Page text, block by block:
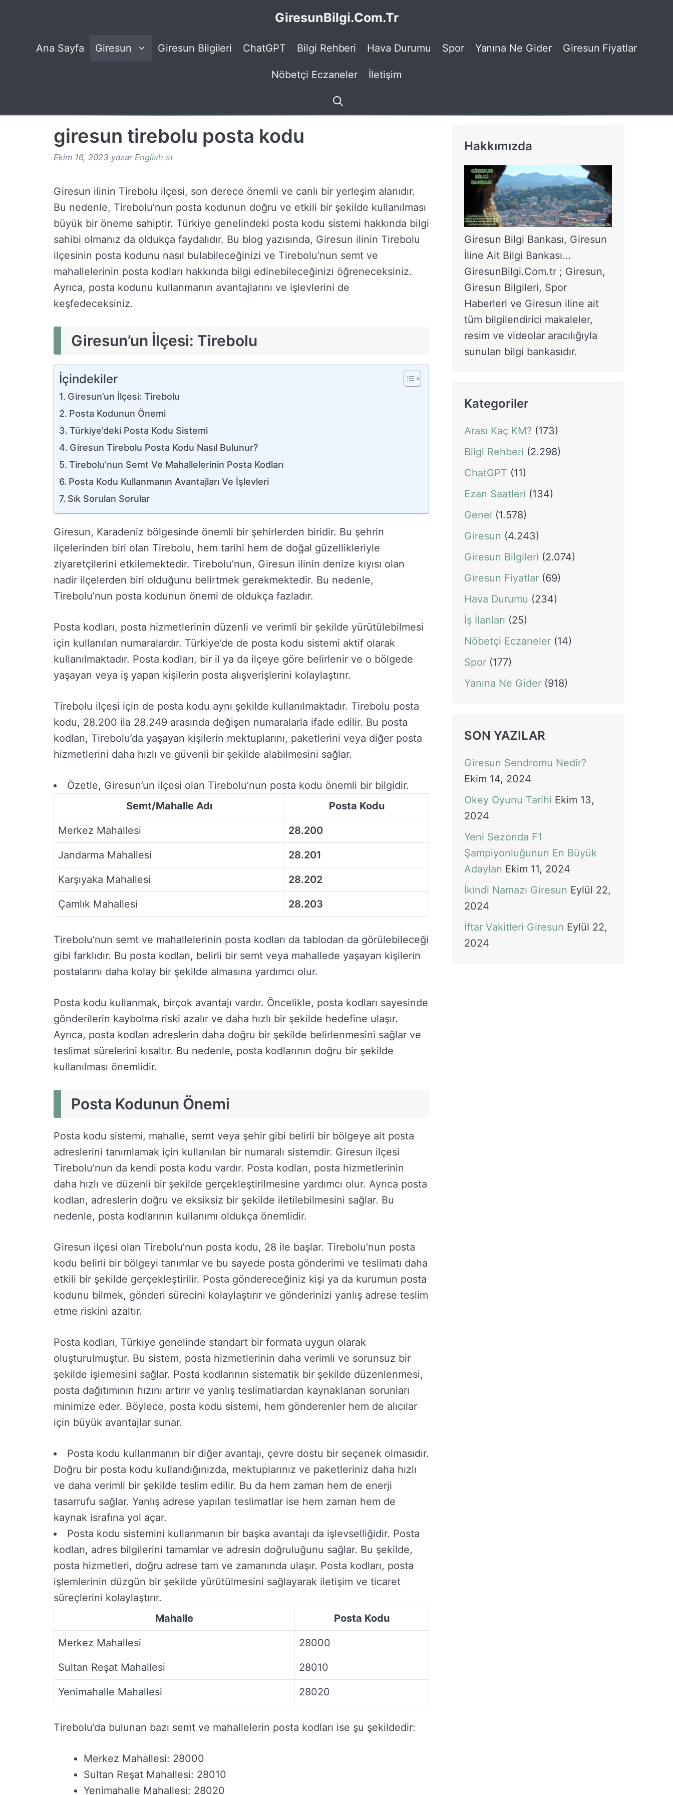
GiresunBilgi.Com.Tr
Ana Sayfa Giresun Giresun Bilgileri ChatGPT Bilgi Rehberi Hava Durumu Spor Yanına Ne Gider Giresun Fiyatlar
Nöbetçi Eczaneler İletişim
giresun tirebolu posta kodu
Ekim 16, 2023 yazar English st
Giresun ilinin Tirebolu ilçesi, son derece önemli ve canlı bir yerleşim alanıdır.
Bu nedenle, Tirebolu’nun posta kodunun doğru ve etkili bir şekilde kullanılması
büyük bir öneme sahiptir. Türkiye genelindeki posta kodu sistemi hakkında bilgi
sahibi olmanız da oldukça faydalıdır. Bu blog yazısında, Giresun ilinin Tirebolu
ilçesinin posta kodunu nasıl bulabileceğinizi ve Tirebolu’nun semt ve
mahallelerinin posta kodları hakkında bilgi edinebileceğinizi öğreneceksiniz.
Ayrıca, posta kodunu kullanmanın avantajlarını ve işlevlerini de
keşfedeceksiniz.
Giresun’un İlçesi: Tirebolu
İçindekiler
Giresun’un İlçesi: Tirebolu
Posta Kodunun Önemi
Türkiye’deki Posta Kodu Sistemi
Giresun Tirebolu Posta Kodu Nasıl Bulunur?
Tirebolu’nun Semt Ve Mahallelerinin Posta Kodları
Posta Kodu Kullanmanın Avantajları Ve İşlevleri
Sık Sorulan Sorular
Giresun, Karadeniz bölgesinde önemli bir şehirlerden biridir. Bu şehrin
ilçelerinden biri olan Tirebolu, hem tarihi hem de doğal güzellikleriyle
ziyaretçilerini etkilemektedir. Tirebolu’nun, Giresun ilinin denize kıyısı olan
nadir ilçelerden biri olduğunu belirtmek gerekmektedir. Bu nedenle,
Tirebolu’nun posta kodunun önemi de oldukça fazladır.
Posta kodları, posta hizmetlerinin düzenli ve verimli bir şekilde yürütülebilmesi
için kullanılan numaralardır. Türkiye’de de posta kodu sistemi aktif olarak
kullanılmaktadır. Posta kodları, bir il ya da ilçeye göre belirlenir ve o bölgede
yaşayan veya iş yapan kişilerin posta alışverişlerini kolaylaştırır.
Tirebolu ilçesi için de posta kodu aynı şekilde kullanılmaktadır. Tirebolu posta
kodu, 28.200 ila 28.249 arasında değişen numaralarla ifade edilir. Bu posta
kodları, Tirebolu’da yaşayan kişilerin mektuplarını, paketlerini veya diğer posta
hizmetlerini daha hızlı ve güvenli bir şekilde alabilmesini sağlar.
Özetle, Giresun’un ilçesi olan Tirebolu’nun posta kodu önemli bir bilgidir.
Semt/Mahalle Adı
Posta Kodu
Merkez Mahallesi 28.200
Jandarma Mahallesi 28.201
Karşıyaka Mahallesi 28.202
Çamlık Mahallesi 28.203
Tirebolu’nun semt ve mahallelerinin posta kodları da tablodan da görülebileceği
gibi farklıdır. Bu posta kodları, belirli bir semt veya mahallede yaşayan kişilerin
postalarını daha kolay bir şekilde almasına yardımcı olur.
Posta kodu kullanmak, birçok avantajı vardır. Öncelikle, posta kodları sayesinde
gönderilerin kaybolma riski azalır ve daha hızlı bir şekilde hedefine ulaşır.
Ayrıca, posta kodları adreslerin daha doğru bir şekilde belirlenmesini sağlar ve
teslimat sürelerini kısaltır. Bu nedenle, posta kodlarının doğru bir şekilde
kullanılması önemlidir.
Posta Kodunun Önemi
Posta kodu sistemi, mahalle, semt veya şehir gibi belirli bir bölgeye ait posta
adreslerini tanımlamak için kullanılan bir numaralı sistemdir. Giresun ilçesi
Tirebolu’nun da kendi posta kodu vardır. Posta kodları, posta hizmetlerinin
daha hızlı ve düzenli bir şekilde gerçekleştirilmesine yardımcı olur. Ayrıca posta
kodları, adreslerin doğru ve eksiksiz bir şekilde iletilebilmesini sağlar. Bu
nedenle, posta kodlarının kullanımı oldukça önemlidir.
Giresun ilçesi olan Tirebolu’nun posta kodu, 28 ile başlar. Tirebolu’nun posta
kodu belirli bir bölgeyi tanımlar ve bu sayede posta gönderimi ve teslimatı daha
etkili bir şekilde gerçekleştirilir. Posta göndereceğiniz kişi ya da kurumun posta
kodunu bilmek, gönderi sürecini kolaylaştırır ve gönderinizi yanlış adrese teslim
etme riskini azaltır.
Posta kodları, Türkiye genelinde standart bir formata uygun olarak
oluşturulmuştur. Bu sistem, posta hizmetlerinin daha verimli ve sorunsuz bir
şekilde işlemesini sağlar. Posta kodlarının sistematik bir şekilde düzenlenmesi,
posta dağıtımının hızını artırır ve yanlış teslimatlardan kaynaklanan sorunları
minimize eder. Böylece, posta kodu sistemi, hem gönderenler hem de alıcılar
için büyük avantajlar sunar.
Posta kodu kullanmanın bir diğer avantajı, çevre dostu bir seçenek olmasıdır.
Doğru bir posta kodu kullandığınızda, mektuplarınız ve paketleriniz daha hızlı
ve daha verimli bir şekilde teslim edilir. Bu da hem zaman hem de enerji
tasarrufu sağlar. Yanlış adrese yapılan teslimatlar ise hem zaman hem de
kaynak israfına yol açar.
Posta kodu sistemini kullanmanın bir başka avantajı da işlevselliğidir. Posta
kodları, adres bilgilerini tamamlar ve adresin doğruluğunu sağlar. Bu şekilde,
posta hizmetleri, doğru adrese tam ve zamanında ulaşır. Posta kodları, posta
işlemlerinin düzgün bir şekilde yürütülmesini sağlayarak iletişim ve ticaret
süreçlerini kolaylaştırır.
Mahalle
Posta Kodu
Merkez Mahallesi 28000
Sultan Reşat Mahallesi 28010
Yenimahalle Mahallesi 28020
Tirebolu’da bulunan bazı semt ve mahallelerin posta kodları ise şu şekildedir:
Merkez Mahallesi: 28000
Sultan Reşat Mahallesi: 28010
Yenimahalle Mahallesi: 28020
Hakkımızda
Giresun Bilgi Bankası, Giresun
İline Ait Bilgi Bankası...
GiresunBilgi.Com.tr ; Giresun,
Giresun Bilgileri, Spor
Haberleri ve Giresun iline ait
tüm bilgilendirici makaleler,
resim ve videolar aracılığıyla
sunulan bilgi bankasıdır.
Kategoriler
Arası Kaç KM? (173)
Bilgi Rehberi (2.298)
ChatGPT (11)
Ezan Saatleri (134)
Genel (1.578)
Giresun (4.243)
Giresun Bilgileri (2.074)
Giresun Fiyatlar (69)
Hava Durumu (234)
İş İlanları (25)
Nöbetçi Eczaneler (14)
Spor (177)
Yanına Ne Gider (918)
SON YAZILAR
Giresun Sendromu Nedir?
Ekim 14, 2024
Okey Oyunu Tarihi Ekim 13,
2024
Yeni Sezonda F1
Şampiyonluğunun En Büyük
Adayları Ekim 11, 2024
İkindi Namazı Giresun Eylül 22,
2024
İftar Vakitleri Giresun Eylül 22,
2024